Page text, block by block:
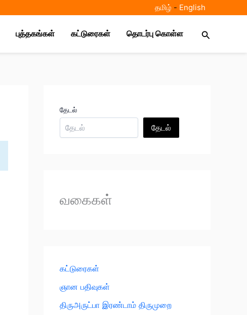
தமிழ் - English
புத்தகங்கள் கட்டுரைகள் தொடர்பு கொள்ள Search
தேடல்
தேடல்
வகைகள்
கட்டுரைகள்
ஞான பதிவுகள்
திருஅருட்பா இரண்டாம் திருமுறை